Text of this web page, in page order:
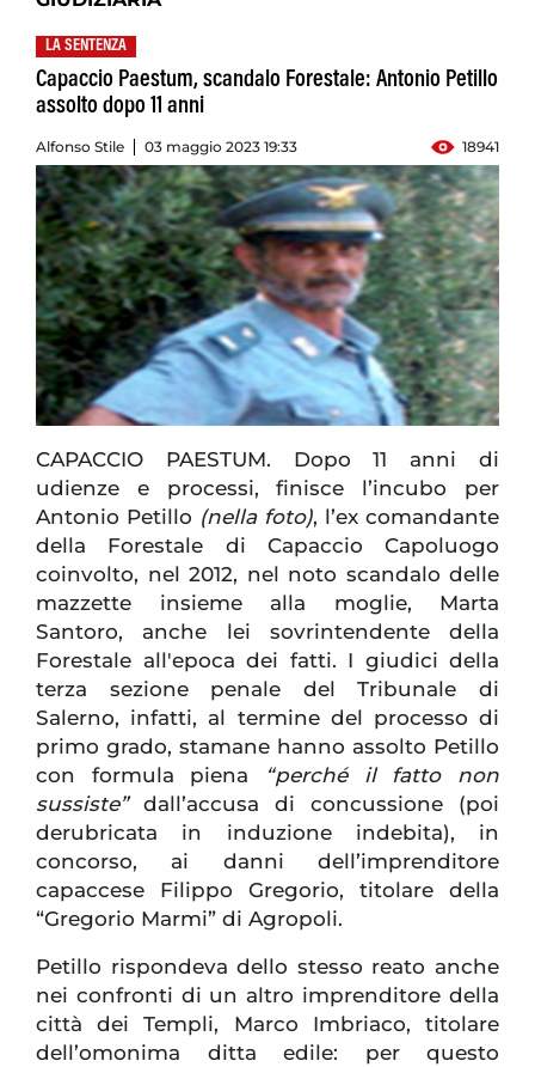
LA SENTENZA
Capaccio Paestum, scandalo Forestale: Antonio Petillo
assolto dopo 11 anni
Alfonso Stile 03 maggio 2023 19:33 18941
CAPACCIO PAESTUM. Dopo 11 anni di
udienze e processi, finisce l’incubo per
Antonio Petillo (nella foto), l’ex comandante
della Forestale di Capaccio Capoluogo
coinvolto, nel 2012, nel noto scandalo delle
mazzette insieme alla moglie, Marta
Santoro, anche lei sovrintendente della
Forestale all'epoca dei fatti. I giudici della
terza sezione penale del Tribunale di
Salerno, infatti, al termine del processo di
primo grado, stamane hanno assolto Petillo
con formula piena
“perché il fatto non
sussiste”dall’accusa di concussione (poi
derubricata in induzione indebita), in
concorso, ai danni dell’imprenditore
capaccese Filippo Gregorio, titolare della
“Gregorio Marmi” di Agropoli.
Petillo rispondeva dello stesso reato anche
nei confronti di un altro imprenditore della
città dei Templi, Marco Imbriaco, titolare
dell’omonima ditta edile: per questo